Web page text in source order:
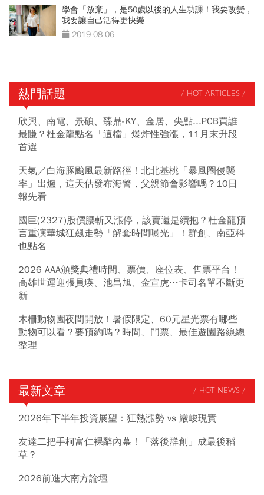
學會「放棄」，是50歲以後的人生功課！我要改變，
我要讓自己活得更快樂
2019-08-06
熱門話題 / HOT ARTICLES /
欣興、南電、景碩、臻鼎-KY、金居、尖點...PCB買誰
最賺？杜金龍點名「這檔」爆炸性強漲，11月末升段
首選
天氣／白海豚颱風最新路徑！北北基桃「暴風圈侵襲
率」出爐，這天估發布海警，父親節會影響嗎？10日
報先看
國巨(2327)股價腰斬又漲停，該賣還是續抱？杜金龍預
言重演華城狂飆走勢「解套時間曝光」！群創、南亞科
也點名
2026 AAA頒獎典禮時間、票價、座位表、售票平台！
高雄世運迎張員瑛、池昌旭、金宣虎…卡司名單不斷更
新
木柵動物園夜間開放！暑假限定、60元星光票有哪些
動物可以看？要預約嗎？時間、門票、最佳遊園路線總
整理
最新文章 / HOT NEWS /
2026年下半年投資展望：狂熱漲勢 vs 嚴峻現實
友達二把手柯富仁裸辭內幕！「落後群創」成最後稻
草？
2026前進大南方論壇